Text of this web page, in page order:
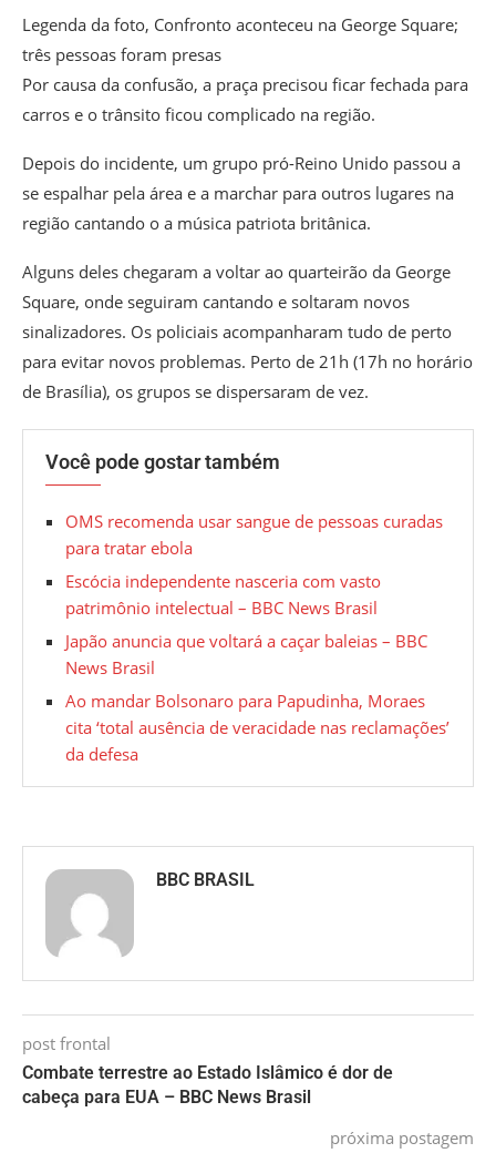
Legenda da foto, Confronto aconteceu na George Square;
três pessoas foram presas
Por causa da confusão, a praça precisou ficar fechada para
carros e o trânsito ficou complicado na região.
Depois do incidente, um grupo pró-Reino Unido passou a
se espalhar pela área e a marchar para outros lugares na
região cantando o a música patriota britânica.
Alguns deles chegaram a voltar ao quarteirão da George
Square, onde seguiram cantando e soltaram novos
sinalizadores. Os policiais acompanharam tudo de perto
para evitar novos problemas. Perto de 21h (17h no horário
de Brasília), os grupos se dispersaram de vez.
Você pode gostar também
OMS recomenda usar sangue de pessoas curadas
para tratar ebola
Escócia independente nasceria com vasto
patrimônio intelectual – BBC News Brasil
Japão anuncia que voltará a caçar baleias – BBC
News Brasil
Ao mandar Bolsonaro para Papudinha, Moraes
cita ‘total ausência de veracidade nas reclamações’
da defesa
BBC BRASIL
post frontal
Combate terrestre ao Estado Islâmico é dor de
cabeça para EUA – BBC News Brasil
próxima postagem